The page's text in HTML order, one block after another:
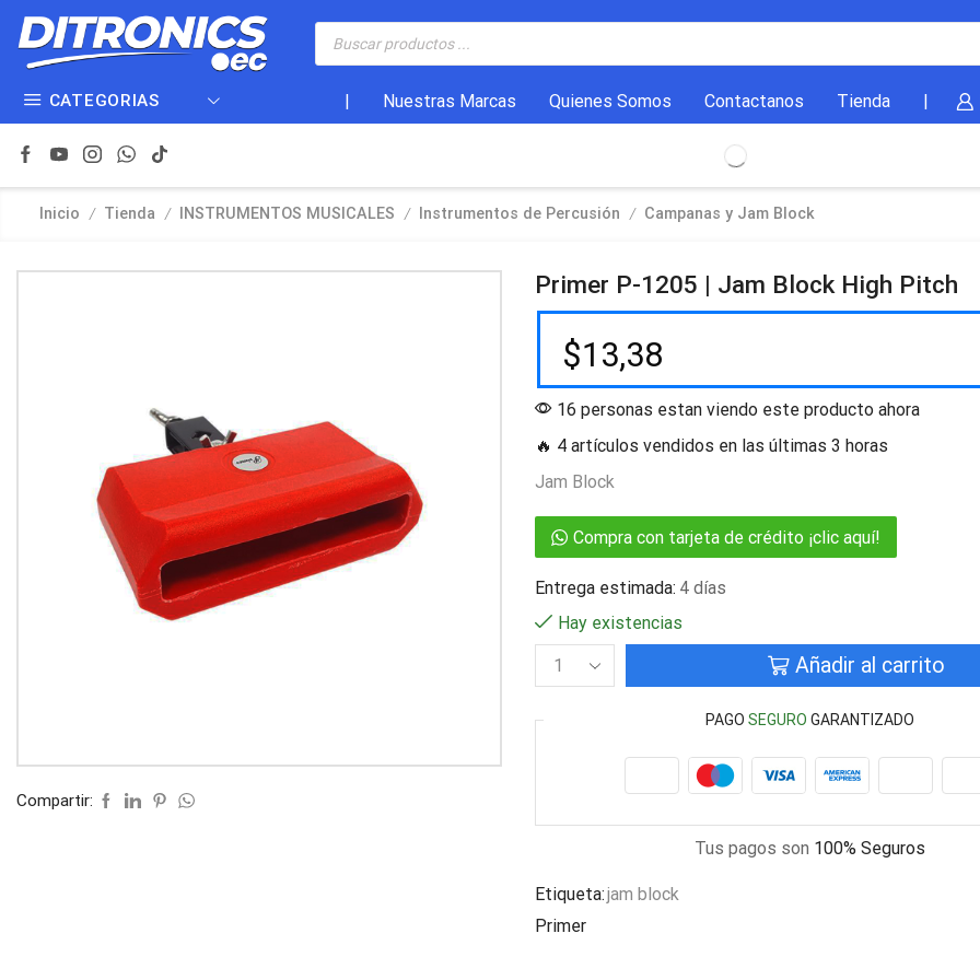
CATEGORIAS Nuestras Marcas Quienes Somos Contactanos Tienda
Inicio / Tienda / INSTRUMENTOS MUSICALES / Instrumentos de Percusión / Campanas y Jam Block
Compartir:
Primer P-1205 | Jam Block High Pitch
$13,38
16 personas estan viendo este producto ahora
🔥 4 artículos vendidos en las últimas 3 horas
Jam Block
Compra con tarjeta de crédito ¡clic aquí!
Entrega estimada: 4 días
Hay existencias
Añadir al carrito
PAGOSEGURO GARANTIZADO
Tus pagos son 100% Seguros
Etiqueta:jam block
Primer